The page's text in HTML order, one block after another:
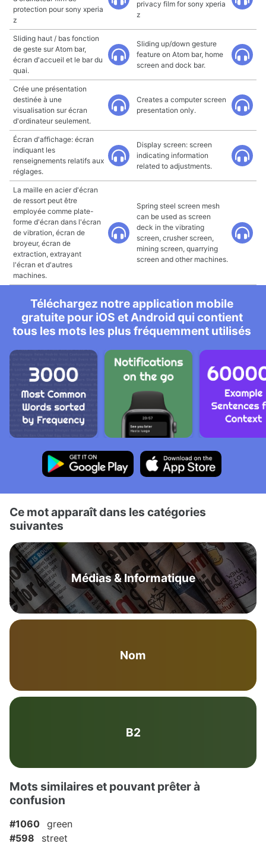
protection pour sony xperia
z
privacy film for sony xperia
z
Sliding haut / bas fonction
de geste sur Atom bar,
écran d'accueil et le bar du
quai.
Sliding up/down gesture
feature on Atom bar, home
screen and dock bar.
Crée une présentation
destinée à une
visualisation sur écran
d'ordinateur seulement.
Creates a computer screen
presentation only.
Écran d'affichage: écran
indiquant les
renseignements relatifs aux
réglages.
Display screen: screen
indicating information
related to adjustments.
La maille en acier d'écran
de ressort peut être
employée comme plate-
forme d'écran dans l'écran
de vibration, écran de
broyeur, écran de
extraction, extrayant
l'écran et d'autres
machines.
Spring steel screen mesh
can be used as screen
deck in the vibrating
screen, crusher screen,
mining screen, quarrying
screen and other machines.
Téléchargez notre application mobile
gratuite pour iOS et Android qui contient
tous les mots les plus fréquemment utilisés
Ce mot apparaît dans les catégories
suivantes
Médias & Informatique
Nom
B2
Mots similaires et pouvant prêter à
confusion
#1060 green
#598
street